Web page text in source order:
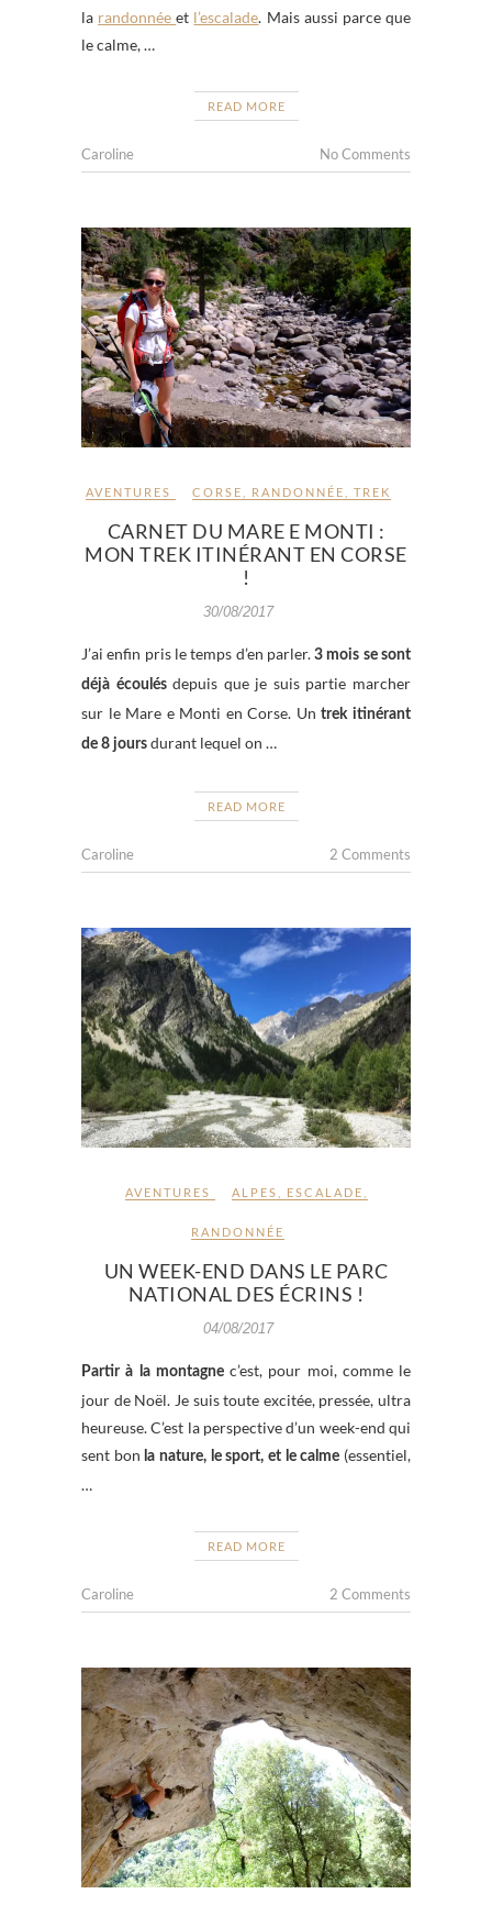
la randonnéeet l’escalade. Mais aussi parce que
le calme, …
READ MORE
Caroline No Comments
AVENTURES CORSE RANDONNÉE TREK
CARNET DU MARE E MONTI :
MON TREK ITINÉRANT EN CORSE
!
30/08/2017
J’ai enfin pris le temps d’en parler.3 mois se sont
déjà écoulésdepuis que je suis partie marcher
sur le Mare e Monti en Corse. Untrek itinérant
de 8 jours durant lequel on …
READ MORE
Caroline 2 Comments
AVENTURES ALPES ESCALADE
RANDONNÉE
UN WEEK-END DANS LE PARC
NATIONAL DES ÉCRINS !
04/08/2017
Partir à la montagnec’est, pour moi, comme le
jour de Noël. Je suis toute excitée, pressée, ultra
heureuse. C’est la perspective d’un week-end qui
sent bonla nature, le sport, et le calme (essentiel,
…
READ MORE
Caroline 2 Comments